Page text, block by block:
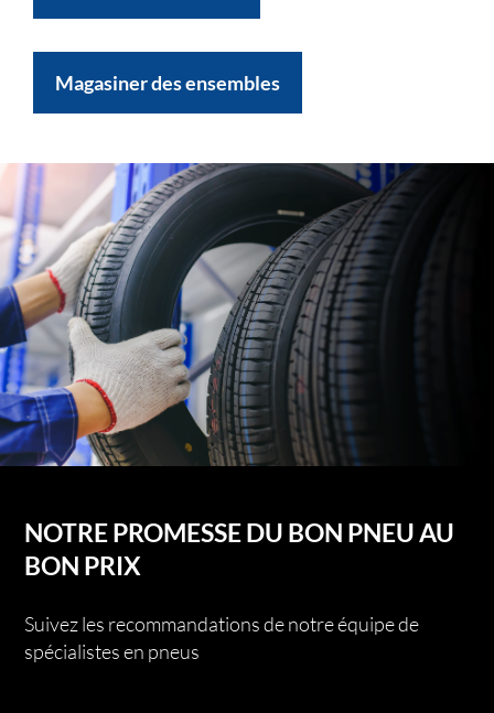
Magasiner des ensembles
NOTRE PROMESSE DU BON PNEU AU
BON PRIX
Suivez les recommandations de notre équipe de
spécialistes en pneus